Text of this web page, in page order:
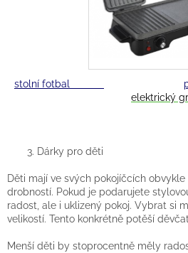
stolní fotbal
elektrický
3. Dárky pro děti
Děti mají ve svých pokojíčcích
drobností. Pokud je podarujete
radost, ale i uklizený pokoj. Vybrat si
velikostí. Tento konkrétně potěší
Menší děti by stoprocentně měly